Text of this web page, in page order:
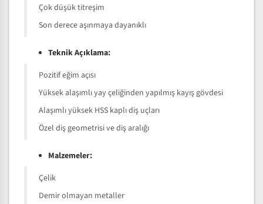
Çok düşük titreşim
Son derece aşınmaya dayanıklı
Teknik Açıklama:
Pozitif eğim açısı
Yüksek alaşımlı yay çeliğinden yapılmış kayış gövdesi
Alaşımlı yüksek HSS kaplı diş uçları
Özel diş geometrisi ve diş aralığı
Malzemeler:
Çelik
Demir olmayan metaller